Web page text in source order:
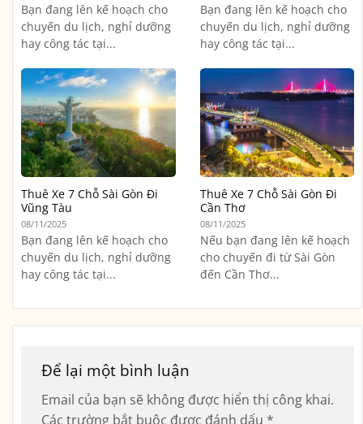
Bạn đang lên kế hoạch cho
chuyến du lịch, nghỉ dưỡng
hay công tác tại...
Bạn đang lên kế hoạch cho
chuyến du lịch, nghỉ dưỡng
hay công tác tại...
Thuê Xe 7 Chỗ Sài Gòn Đi
Vũng Tàu
08/11/2025
Bạn đang lên kế hoạch cho
chuyến du lịch, nghỉ dưỡng
hay công tác tại...
Thuê Xe 7 Chỗ Sài Gòn Đi
Cần Thơ
08/11/2025
Nếu bạn đang lên kế hoạch
cho chuyến đi từ Sài Gòn
đến Cần Thơ...
Để lại một bình luận
Email của bạn sẽ không được hiển thị công khai.
Các trường bắt buộc được đánh dấu *